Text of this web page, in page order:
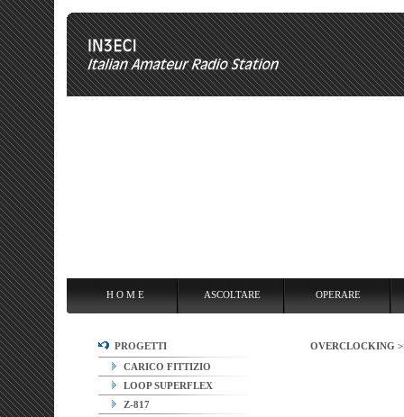
PROGETTI
CARICO FITTIZIO
LOOP SUPERFLEX
Z-817
OVERCLOCKING
H O M E ASCOLTARE OPERARE